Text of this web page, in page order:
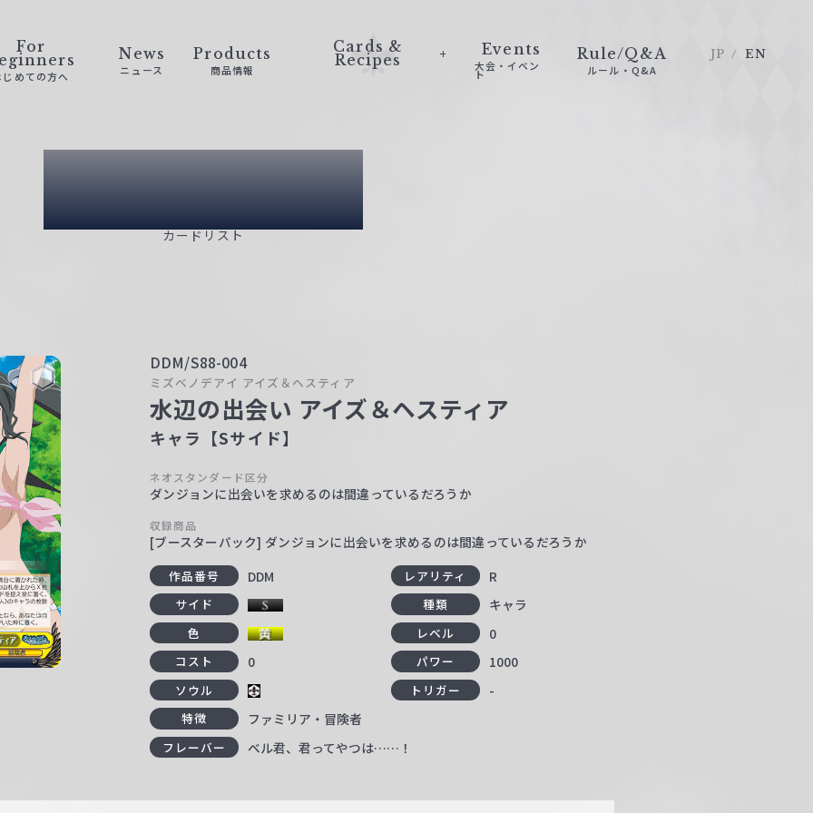
For
じめての方へ
News
ニュース
Products
商品情報
Cards &
Recipes
Events
大会・イベン
ト
Rule/Q&A
ルール・Q&A
JP EN
Card List
カードリスト
DDM/S88-004
ミズベノデアイ アイズ＆ヘスティア
水辺の出会い アイズ＆ヘスティア
キャラ【Sサイド】
ネオスタンダード区分
ダンジョンに出会いを求めるのは間違っているだろうか
収録商品
[ブースターパック] ダンジョンに出会いを求めるのは間違っているだろうか
作品番号 DDM レアリティ R
サイド 種類 キャラ
色 レベル 0
コスト 0 パワー 1000
ソウル トリガー -
特徴 ファミリア・冒険者
フレーバー ベル君、君ってやつは……！